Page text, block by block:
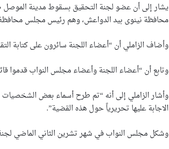
يشار إلى أن عضو لجنة التحقيق بسقوط مدينة الموصل
محافظة نينوى بيد الدواعش، وهم رئيس مجلس محافظة
وأضاف الزاملي أن “أعضاء اللجنة سائرون على كتابة
وتابع أن “أعضاء اللجنة وأعضاء مجلس النواب قدموا
وأشار الزاملي إلى أنه “تم طرح أسماء بعض الشخصيات
الاجابة عليها تحريرياً حول هذه القضية”.
وشكل مجلس النواب في شهر تشرين الثاني الماضي